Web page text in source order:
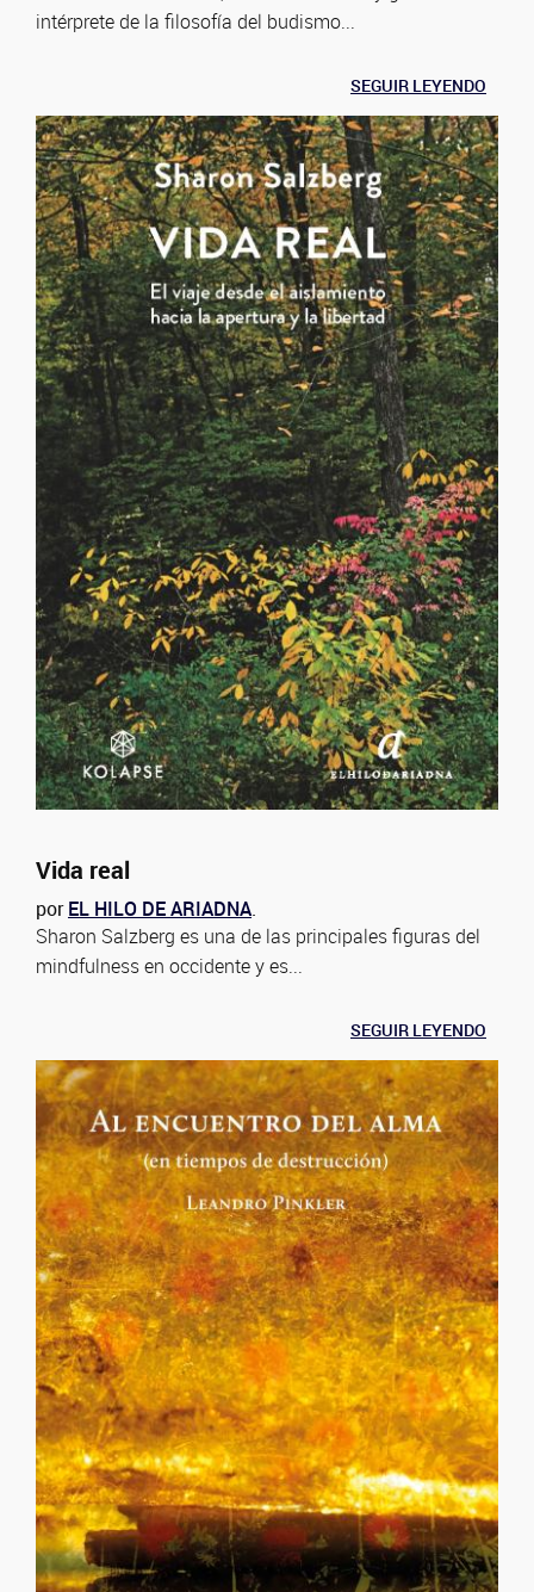
intérprete de la filosofía del budismo...
SEGUIR LEYENDO
Vida real
porEL HILO DE ARIADNA.
Sharon Salzberg es una de las principales figuras del
mindfulness en occidente y es...
SEGUIR LEYENDO